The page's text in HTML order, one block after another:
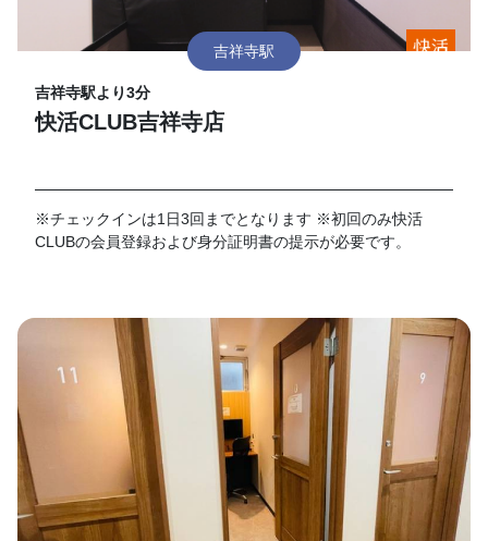
吉祥寺駅
吉祥寺駅より3分
快活CLUB吉祥寺店
※チェックインは1日3回までとなります ※初回のみ快活
CLUBの会員登録および身分証明書の提示が必要です。